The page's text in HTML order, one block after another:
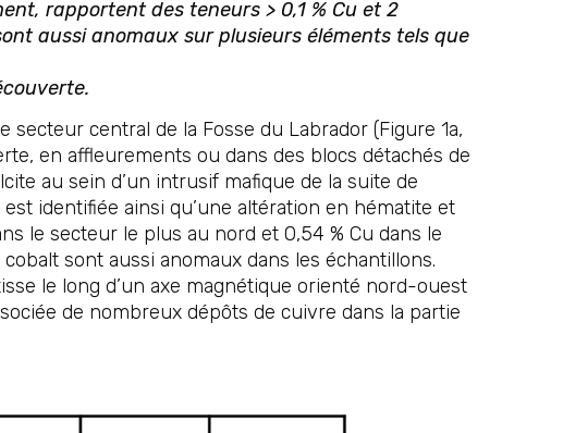
rapportent des teneurs > 0,1 % Cu et 2
aussi anomaux sur plusieurs éléments tels que
central de la Fosse du Labrador (Figure 1a,
en affleurements ou dans des blocs détachés de
au sein d’un intrusif mafique de la suite de
identifiée ainsi qu’une altération en hématite et
le secteur le plus au nord et 0,54 % Cu dans le
sont aussi anomaux dans les échantillons.
le long d’un axe magnétique orienté nord-ouest
de nombreux dépôts de cuivre dans la partie